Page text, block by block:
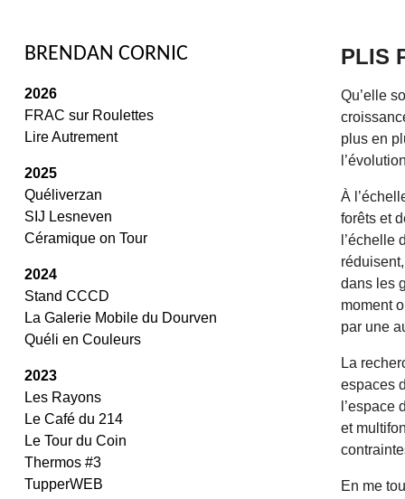
BRENDAN CORNIC
2026
FRAC sur Roulettes
Lire Autrement
2025
Quéliverzan
SIJ Lesneven
Céramique on Tour
2024
Stand CCCD
La Galerie Mobile du Dourven
Quéli en Couleurs
2023
Les Rayons
Le Café du 214
Le Tour du Coin
Thermos #3
TupperWEB
PLIS
Qu’elle
plus en
À
forêts et
l’échelle
dans les
moment
par une
La
espaces
et
En me